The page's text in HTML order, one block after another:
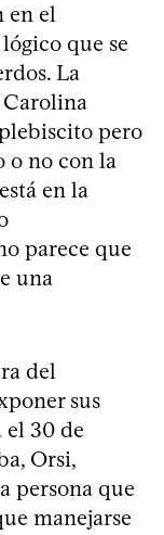
en el
que se
La
Carolina
pero
o no con la
en la
parece que
una
del
sus
el 30 de
Orsi,
persona que
manejarse